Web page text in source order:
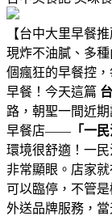
【台中大里早餐
現炸不油膩、多
個瘋狂的早餐控
早餐！今天這篇
路，朝聖一間近
早餐店—— 「一
環境很舒適！一
非常顯眼。店家
可以臨停，不管
外送品牌服務，